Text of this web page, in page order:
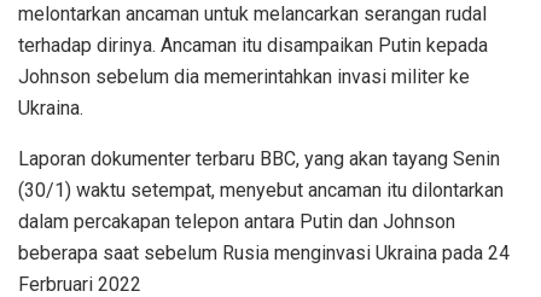
melontarkan ancaman untuk melancarkan serangan rudal
terhadap dirinya. Ancaman itu disampaikan Putin kepada
Johnson sebelum dia memerintahkan invasi militer ke
Ukraina.
Laporan dokumenter terbaru BBC, yang akan tayang Senin
(30/1) waktu setempat, menyebut ancaman itu dilontarkan
dalam percakapan telepon antara Putin dan Johnson
beberapa saat sebelum Rusia menginvasi Ukraina pada 24
Ferbruari 2022